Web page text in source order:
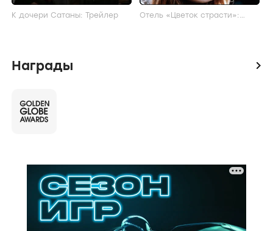
К дочери Сатаны: Трейлер
Отель «Цветок страсти»:
Награды icon